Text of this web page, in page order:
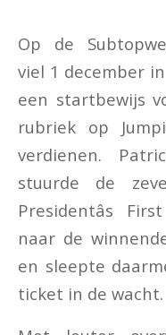
Op de
viel 1 december
een startbewijs
rubriek op
verdienen.
stuurde de
Presidentâs
naar de
en sleepte
ticket in de wacht.